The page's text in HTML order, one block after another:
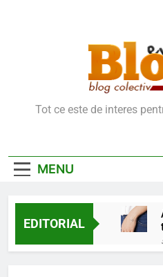
Blog
Tot ce este de interes
MENU
EDITORIAL